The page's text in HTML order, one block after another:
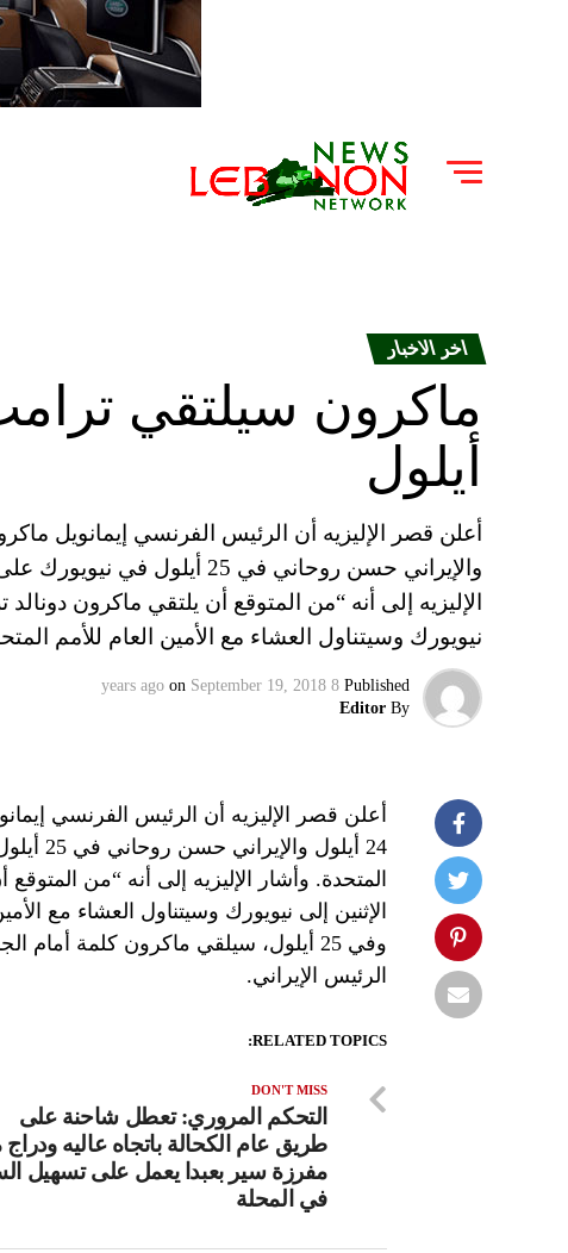
اخر الاخبار
أيلول
الإليزيه إلى أنه “من المتوقع أن يلتقي ماكرون
نيويورك وسيتناول العشاء مع الأمين العام للأمم
Published
8 years ago
on September 19, 2018
By
Editor
أعلن قصر الإليزيه أن الرئيس الفرنسي
المتحدة. وأشار الإليزيه إلى أنه “من
الإثنين إلى نيويورك وسيتناول العشاء مع
وفي 25 أيلول، سيلقي ماكرون كلمة
الرئيس الإيراني.
RELATED TOPICS:
DON'T MISS
التحكم المروري: تعطل شاحنة على
طريق عام الكحالة باتجاه عاليه
مفرزة سير بعبدا يعمل على تسهيل
في المحلة